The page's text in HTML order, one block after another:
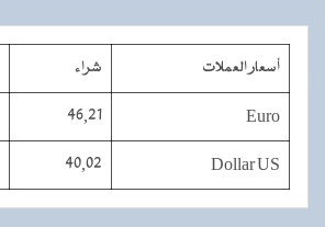
أسعار العملات شراء
Euro
46,21
Dollar US
40,02